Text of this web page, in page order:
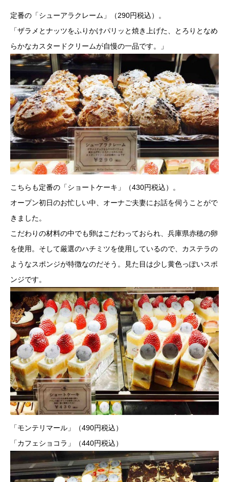
定番の「シューアラクレーム」（290円税込）。
「ザラメとナッツをふりかけパリッと焼き上げた、とろりとなめ
らかなカスタードクリームが自慢の一品です。」
こちらも定番の「ショートケーキ」（430円税込）。
オープン初日のお忙しい中、オーナご夫妻にお話を伺うことがで
きました。
こだわりの材料の中でも卵はこだわっておられ、兵庫県赤穂の卵
を使用。そして厳選のハチミツを使用しているので、カステラの
ようなスポンジが特徴なのだそう。見た目は少し黄色っぽいスポ
ンジです。
「モンテリマール」（490円税込）
「カフェショコラ」（440円税込）